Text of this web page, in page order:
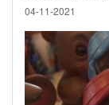
04-11-2021